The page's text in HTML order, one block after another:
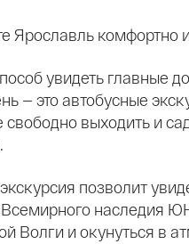
Ярославль комфортно
увидеть главные
— это автобусные
выходить и
позволит
наследия
Волги и окунуться в